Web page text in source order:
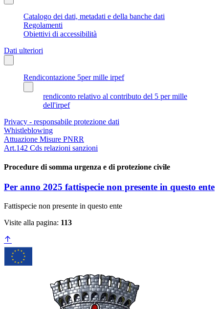
Catalogo dei dati, metadati e della banche dati
Regolamenti
Obiettivi di accessibilità
Dati ulteriori
Rendicontazione 5per mille irpef
rendiconto relativo al contributo del 5 per mille
dell'irpef
Privacy - responsabile protezione dati
Whistleblowing
Attuazione Misure PNRR
Art.142 Cds relazioni sanzioni
Procedure di somma urgenza e di protezione civile
Per anno 2025 fattispecie non presente in questo ente
Fattispecie non presente in questo ente
Visite alla pagina: 113